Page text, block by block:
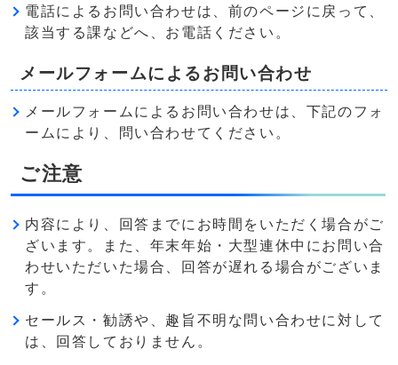
電話によるお問い合わせは、前のページに戻って、
該当する課などへ、お電話ください。
メールフォームによるお問い合わせ
メールフォームによるお問い合わせは、下記のフォ
ームにより、問い合わせてください。
ご注意
内容により、回答までにお時間をいただく場合がご
ざいます。また、年末年始・大型連休中にお問い合
わせいただいた場合、回答が遅れる場合がございま
す。
セールス・勧誘や、趣旨不明な問い合わせに対して
は、回答しておりません。